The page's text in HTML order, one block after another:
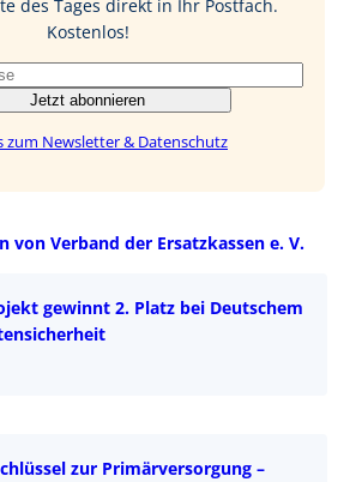
des Tages direkt in Ihr Postfach.
Kostenlos!
Jetzt abonnieren
zum Newsletter & Datenschutz
von Verband der Ersatzkassen e. V.
gewinnt 2. Platz bei Deutschem
zur Primärversorgung –